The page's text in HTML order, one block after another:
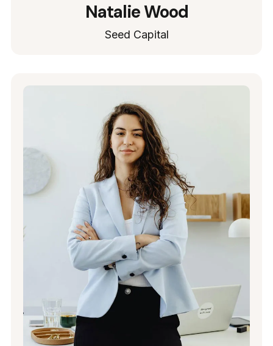
Natalie Wood
Seed Capital